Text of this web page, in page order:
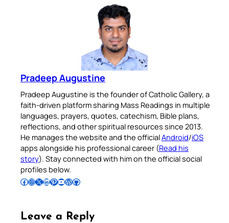
Pradeep Augustine
Pradeep Augustine is the founder of Catholic Gallery, a
faith-driven platform sharing Mass Readings in multiple
languages, prayers, quotes, catechism, Bible plans,
reflections, and other spiritual resources since 2013.
He manages the website and the officialAndroid/iOS
apps alongside his professional career (Read his
story). Stay connected with him on the official social
profiles below.
Follow Pradeep on Facebook Follow Pradeep on InstagramFollow Pradeep on X Follow Pradeep on LinkedIn Follow Pradeep on Pinterest Subscribe to Pradeep’s Youtube Channel Follow Pradeep on WordPress Follow Pradeep on GitHub
Leave a Reply